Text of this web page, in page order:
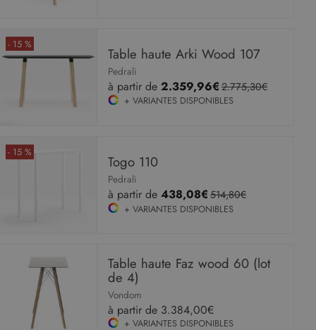
- 15 %
Table haute Arki Wood 107
Pedrali
à partir de2.359,96€ 2.775,30€
+ VARIANTES DISPONIBLES
- 15 %
Togo 110
Pedrali
à partir de438,08€ 514,80€
+ VARIANTES DISPONIBLES
Table haute Faz wood 60 (lot
de 4)
Vondom
à partir de 3.384,00€
+ VARIANTES DISPONIBLES